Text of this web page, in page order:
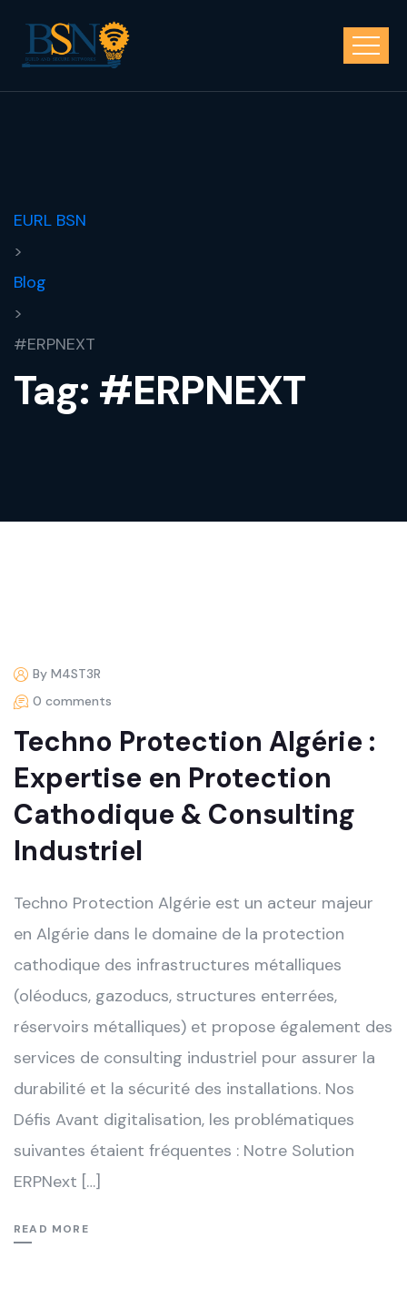
EURL BSN
>
Blog
>
#ERPNEXT
Tag: #ERPNEXT
By M4ST3R
0 comments
Techno Protection Algérie :
Expertise en Protection
Cathodique & Consulting
Industriel
Techno Protection Algérie est un acteur majeur
en Algérie dans le domaine de la protection
cathodique des infrastructures métalliques
(oléoducs, gazoducs, structures enterrées,
réservoirs métalliques) et propose également des
services de consulting industriel pour assurer la
durabilité et la sécurité des installations. Nos
Défis Avant digitalisation, les problématiques
suivantes étaient fréquentes : Notre Solution
ERPNext […]
READ MORE